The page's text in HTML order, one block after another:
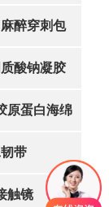
醉穿刺包
酸钠凝胶
原蛋白海绵
带
触镜